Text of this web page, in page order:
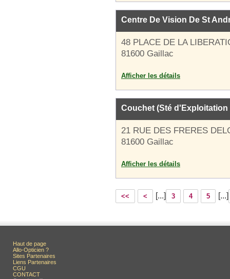
Centre De Vision De St
48 PLACE DE LA
81600 Gaillac
Afficher les détails
Couchet (Sté d'Exploitation
21 RUE DES FRERES
81600 Gaillac
Afficher les détails
<< < [...] 3 4 5 [...]
Haut de page
Allo-Opticien ?
Sites Partenaires
Liens Partenaires
CGU
CONTACT